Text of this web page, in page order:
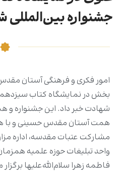
جشنواره
امور فکری و فرهنگی آستان
بخش در نمایشگاه کتاب
شهادت خبر داد. این جشنواره و
همت آستان مقدس حسینی و با
مشارکت عتبات مقدسه، اداره
واحد تبلیغات حوزه علمیه
فاطمه زهرا سلام‌الله‌علیها